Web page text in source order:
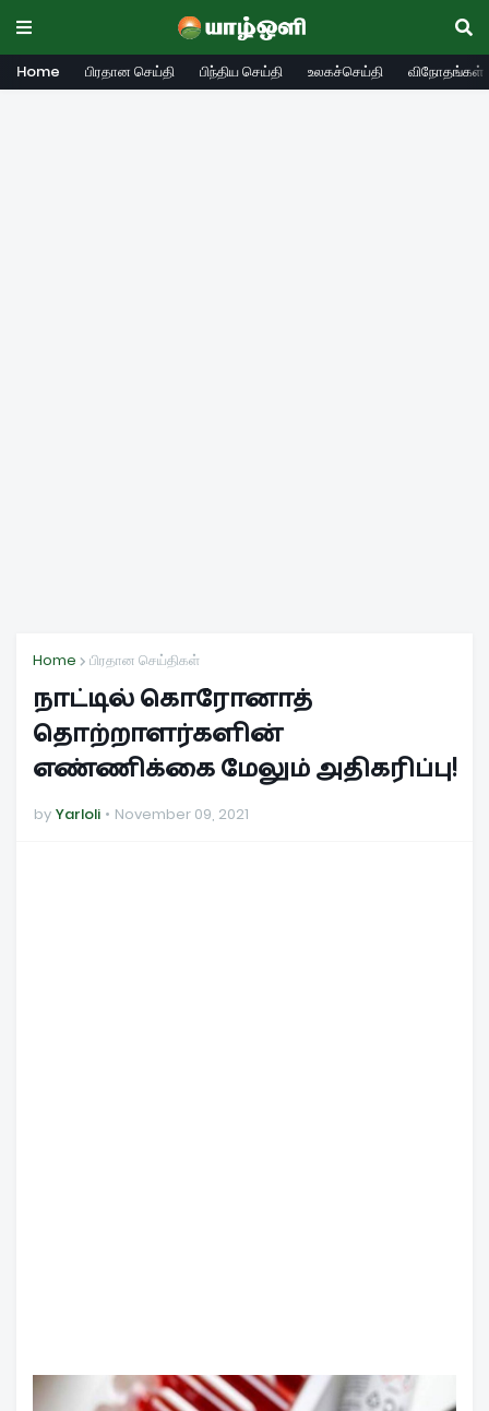
Home பிரதான செய்தி பிந்திய செய்தி உலகச்செய்தி விநோதங்கள்
Home பிரதான செய்திகள்
நாட்டில் கொரோனாத்
தொற்றாளர்களின்
எண்ணிக்கை மேலும் அதிகரிப்பு!
by Yarloli November 09, 2021